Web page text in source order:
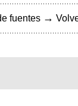
fuentes →